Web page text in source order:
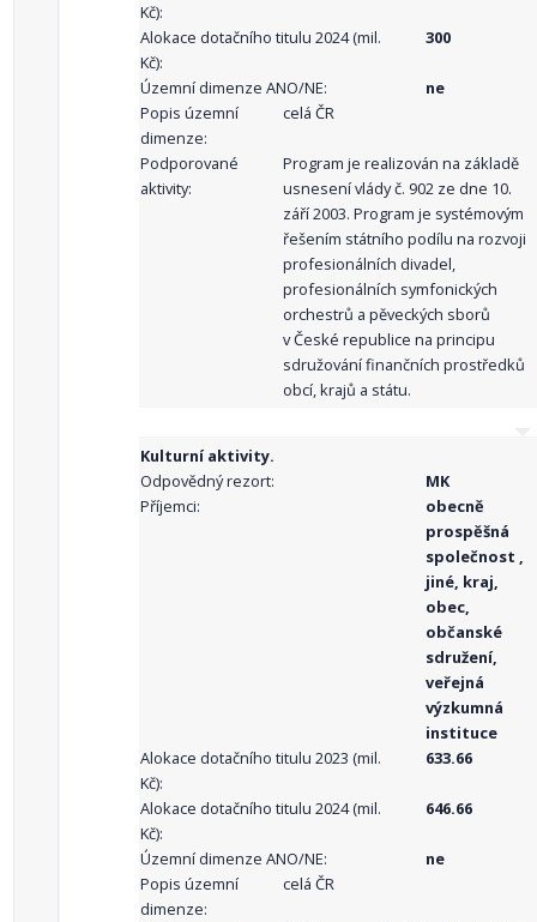
Kč):
Alokace dotačního titulu 2024 (mil.
Kč):
300
Územní dimenze ANO/NE:
ne
Popis územní
dimenze:
celá ČR
Podporované
aktivity:
Program je realizován na základě
usnesení vlády č. 902 ze dne 10.
září 2003. Program je systémovým
řešením státního podílu na rozvoji
profesionálních divadel,
profesionálních symfonických
orchestrů a pěveckých sborů
v České republice na principu
sdružování finančních prostředků
obcí, krajů a státu.
Kulturní aktivity.
Odpovědný rezort:
MK
Příjemci:
obecně
prospěšná
společnost ,
jiné, kraj,
obec,
občanské
sdružení,
veřejná
výzkumná
instituce
Alokace dotačního titulu 2023 (mil.
Kč):
633.66
Alokace dotačního titulu 2024 (mil.
Kč):
646.66
Územní dimenze ANO/NE:
ne
Popis územní
dimenze:
celá ČR